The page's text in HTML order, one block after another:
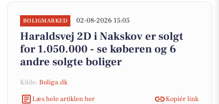
BOLIGMARKED 02-08-2026 15:05
Haraldsvej 2D i Nakskov er solgt
for 1.050.000 - se køberen og 6
andre solgte boliger
Kilde: Boliga.dk
Læs hele artiklen her
Kopiér link